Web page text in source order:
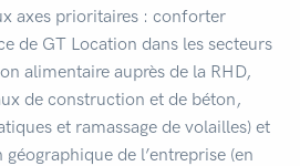
axes prioritaires : conforter
de GT Location dans les secteurs
alimentaire auprès de la RHD,
de construction et de béton,
et ramassage de volailles) et
de l’entreprise (en